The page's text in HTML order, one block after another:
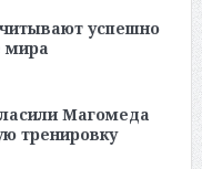
успешно
мира
Магомеда
тренировку